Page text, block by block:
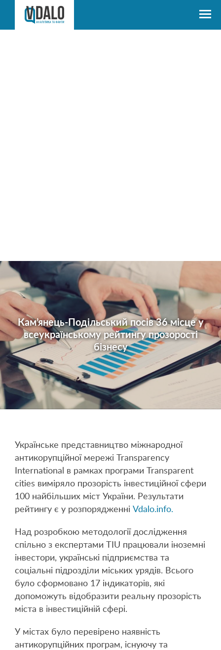
Кам’янець-Подільський посів 36 місце у
всеукраїнському рейтингу прозорості
бізнесу
Українське представництво міжнародної
антикорупційної мережі Transparency
International в рамках програми Transparent
cities виміряло прозорість інвестиційної сфери
100 найбільших міст України. Результати
рейтингу є у розпорядженні Vdalo.info.
Над розробкою методології дослідження
спільно з експертами TIU працювали іноземні
інвестори, українські підприємства та
соціальні підрозділи міських урядів. Всього
було сформовано 17 індикаторів, які
допоможуть відобразити реальну прозорість
міста в інвестиційній сфері.
У містах було перевірено наявність
антикорупційних програм, існуючу та